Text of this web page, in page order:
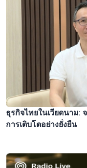
ธุรกิจไทยในเวียดนาม:
การเติบโตอย่างยั่งยืน